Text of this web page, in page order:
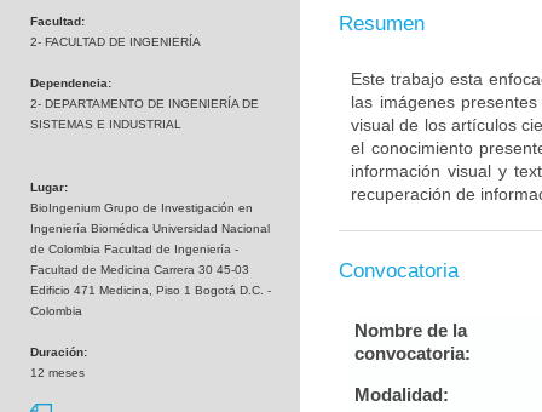
Facultad:
2- FACULTAD DE INGENIERÍA
Dependencia:
2- DEPARTAMENTO DE INGENIERÍA DE
SISTEMAS E INDUSTRIAL
Lugar:
BioIngenium Grupo de Investigación en
Ingeniería Biomédica Universidad Nacional
de Colombia Facultad de Ingeniería -
Facultad de Medicina Carrera 30 45-03
Edificio 471 Medicina, Piso 1 Bogotá D.C. -
Colombia
Duración:
12 meses
Resumen
Este trabajo esta
las imágenes
visual de los artículos
el conocimiento
información visual y
recuperación de
Convocatoria
Nombre de la
convocatoria:
Modalidad: